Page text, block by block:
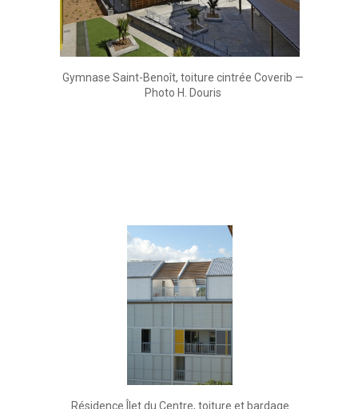
Gymnase Saint-Benoît, toiture cintrée Coverib —
Photo H. Douris
Résidence Îlet du Centre, toiture et bardage